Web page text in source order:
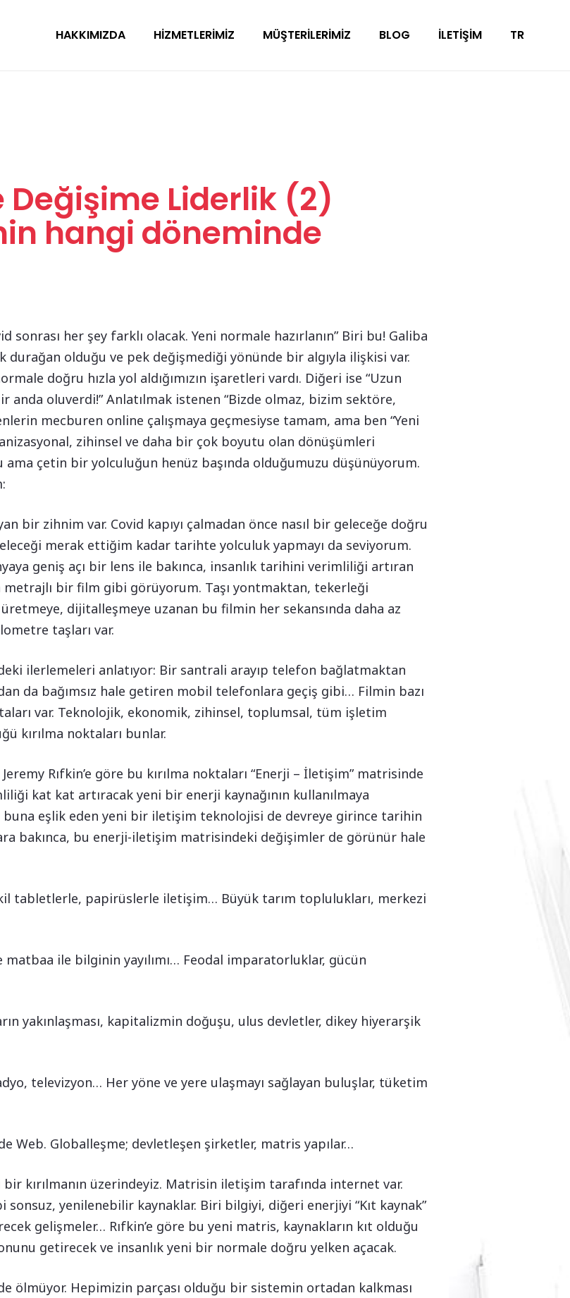
HAKKIMIZDA HIZMETLERIMIZ MÜŞTERILERIMIZ BLOG İLETIŞIM TR
Değişime Liderlik (2)
hangi döneminde
sonrası her şey farklı olacak. Yeni normale hazırlanın” Biri bu! Galiba
olduğu ve pek değişmediği yönünde bir algıyla ilişkisi var.
doğru hızla yol aldığımızın işaretleri vardı. Diğeri ise “Uzun
anda oluverdi!” Anlatılmak istenen “Bizde olmaz, bizim sektöre,
mecburen online çalışmaya geçmesiyse tamam, ama ben “Yeni
zihinsel ve daha bir çok boyutu olan dönüşümleri
ama çetin bir yolculuğun henüz başında olduğumuzu düşünüyorum.
bir zihnim var. Covid kapıyı çalmadan önce nasıl bir geleceğe doğru
merak ettiğim kadar tarihte yolculuk yapmayı da seviyorum.
geniş açı bir lens ile bakınca, insanlık tarihini verimliliği artıran
bir film gibi görüyorum. Taşı yontmaktan, tekerleği
dijitalleşmeye uzanan bu filmin her sekansında daha az
taşları var.
ilerlemeleri anlatıyor: Bir santrali arayıp telefon bağlatmaktan
da bağımsız hale getiren mobil telefonlara geçiş gibi… Filmin bazı
var. Teknolojik, ekonomik, zihinsel, toplumsal, tüm işletim
kırılma noktaları bunlar.
Rıfkin’e göre bu kırılma noktaları “Enerji – İletişim” matrisinde
kat kat artıracak yeni bir enerji kaynağının kullanılmaya
buna eşlik eden yeni bir iletişim teknolojisi de devreye girince tarihin
bakınca, bu enerji-iletişim matrisindeki değişimler de görünür hale
tabletlerle, papirüslerle iletişim… Büyük tarım toplulukları, merkezi
ile bilginin yayılımı… Feodal imparatorluklar, gücün
yakınlaşması, kapitalizmin doğuşu, ulus devletler, dikey hiyerarşik
televizyon… Her yöne ve yere ulaşmayı sağlayan buluşlar, tüketim
Web. Globalleşme; devletleşen şirketler, matris yapılar…
kırılmanın üzerindeyiz. Matrisin iletişim tarafında internet var.
yenilenebilir kaynaklar. Biri bilgiyi, diğeri enerjiyi “Kıt kaynak”
gelişmeler… Rıfkin’e göre bu yeni matris, kaynakların kıt olduğu
getirecek ve insanlık yeni bir normale doğru yelken açacak.
ölmüyor. Hepimizin parçası olduğu bir sistemin ortadan kalkması